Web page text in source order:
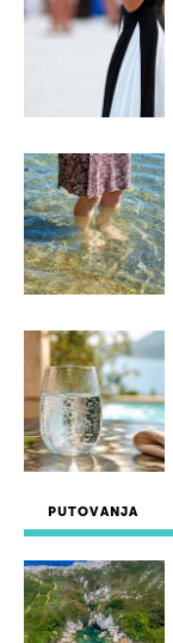
PUTOVANJA